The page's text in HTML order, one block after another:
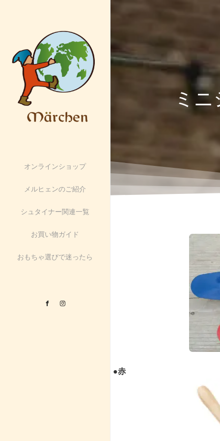
オンラインショップ
メルヒェンのご紹介
シュタイナー関連一覧
お買い物ガイド
おもちゃ選びで迷ったら
Facebook
ミニ
●赤